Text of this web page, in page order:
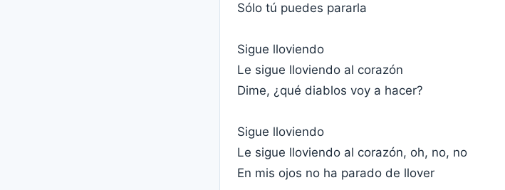
Sólo tú puedes pararla
Sigue lloviendo
Le sigue lloviendo al corazón
Dime, ¿qué diablos voy a hacer?
Sigue lloviendo
Le sigue lloviendo al corazón, oh, no, no
En mis ojos no ha parado de llover